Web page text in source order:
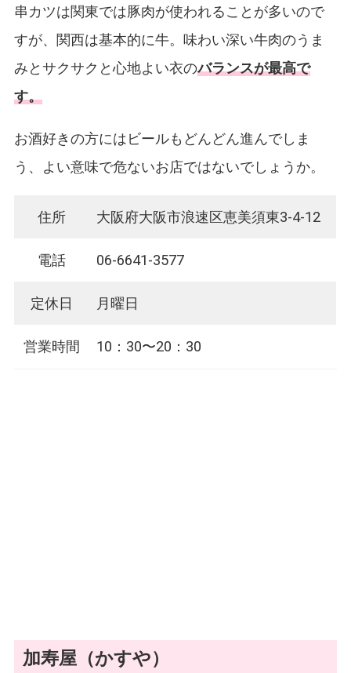
串カツは関東では豚肉が使われることが多いので
すが、関西は基本的に牛。味わい深い牛肉のうま
みとサクサクと心地よい衣のバランスが最高で
す。
お酒好きの方にはビールもどんどん進んでしま
う、よい意味で危ないお店ではないでしょうか。
住所 大阪府大阪市浪速区恵美須東3-4-12
電話 06-6641-3577
定休日 月曜日
営業時間 10：30〜20：30
加寿屋（かすや）